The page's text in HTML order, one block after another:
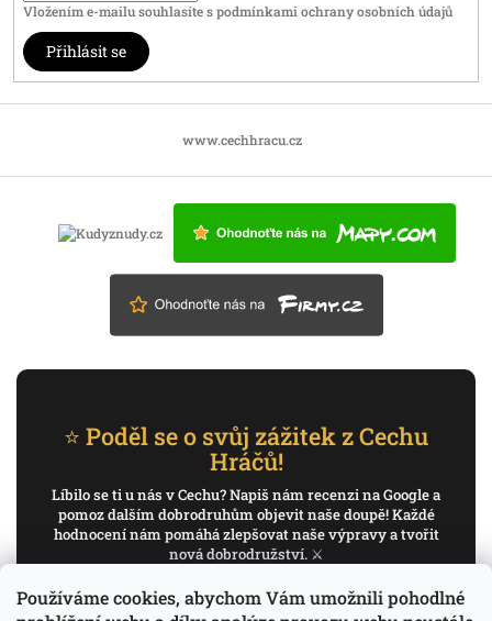
Používáme cookies, abychom Vám umožnili pohodlné
Vložením e-mailu souhlasíte spodmínkami ochrany osobních údajů
Přihlásit se
www.cechhracu.cz
⭐ Poděl se o svůj zážitek z Cechu
Hráčů!
Líbilo se ti u nás v Cechu? Napiš nám recenzi na Google a
pomoz dalším dobrodruhům objevit naše doupě! Každé
hodnocení nám pomáhá zlepšovat naše výpravy a tvořit
nová dobrodružství. ⚔️
✍️ Napiš recenzi na Google